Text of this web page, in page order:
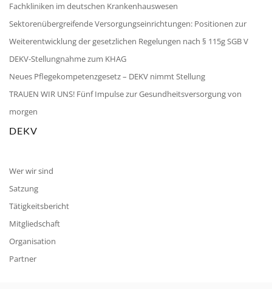
Fachkliniken im deutschen Krankenhauswesen
Sektorenübergreifende Versorgungseinrichtungen: Positionen zur
Weiterentwicklung der gesetzlichen Regelungen nach § 115g SGB V
DEKV-Stellungnahme zum KHAG
Neues Pflegekompetenzgesetz – DEKV nimmt Stellung
TRAUEN WIR UNS! Fünf Impulse zur Gesundheitsversorgung von
morgen
DEKV
Wer wir sind
Satzung
Tätigkeitsbericht
Mitgliedschaft
Organisation
Partner